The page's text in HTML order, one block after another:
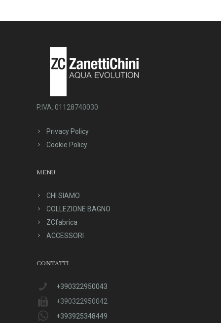
P.IVA: 01128740030
Privacy Policy
Cookie Policy
MENU
CHI SIAMO
COLLEZIONE BAGNO
ZCfabrica
ACCESSORI
CONTATTI
+390322950043
+390322950042
+393925348449